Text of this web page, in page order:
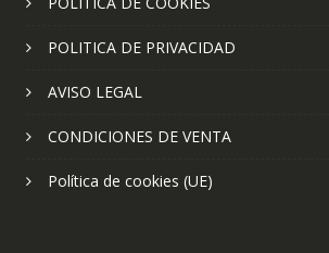
POLITICA DE PRIVACIDAD
AVISO LEGAL
CONDICIONES DE VENTA
Política de cookies (UE)